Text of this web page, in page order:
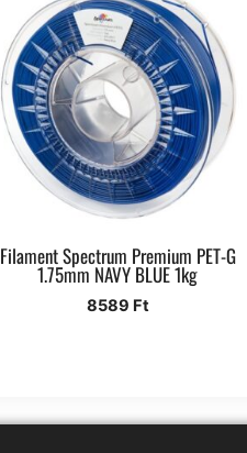
Filament Spectrum Premium PET-G
1.75mm NAVY BLUE 1kg
8589 Ft